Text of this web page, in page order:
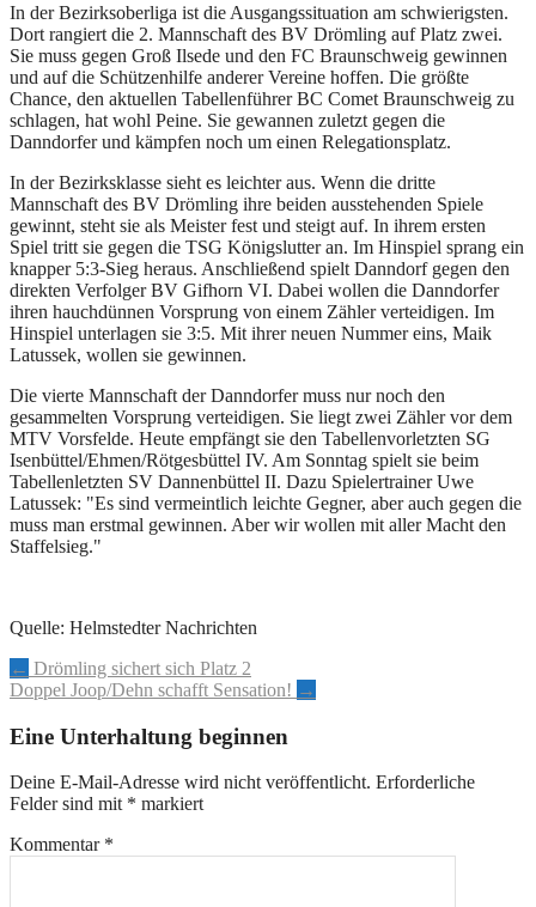
In der Bezirksoberliga ist die Ausgangssituation am schwierigsten.
Dort rangiert die 2. Mannschaft des BV Drömling auf Platz zwei.
Sie muss gegen Groß Ilsede und den FC Braunschweig gewinnen
und auf die Schützenhilfe anderer Vereine hoffen. Die größte
Chance, den aktuellen Tabellenführer BC Comet Braunschweig zu
schlagen, hat wohl Peine. Sie gewannen zuletzt gegen die
Danndorfer und kämpfen noch um einen Relegationsplatz.
In der Bezirksklasse sieht es leichter aus. Wenn die dritte
Mannschaft des BV Drömling ihre beiden ausstehenden Spiele
gewinnt, steht sie als Meister fest und steigt auf. In ihrem ersten
Spiel tritt sie gegen die TSG Königslutter an. Im Hinspiel sprang ein
knapper 5:3-Sieg heraus. Anschließend spielt Danndorf gegen den
direkten Verfolger BV Gifhorn VI. Dabei wollen die Danndorfer
ihren hauchdünnen Vorsprung von einem Zähler verteidigen. Im
Hinspiel unterlagen sie 3:5. Mit ihrer neuen Nummer eins, Maik
Latussek, wollen sie gewinnen.
Die vierte Mannschaft der Danndorfer muss nur noch den
gesammelten Vorsprung verteidigen. Sie liegt zwei Zähler vor dem
MTV Vorsfelde. Heute empfängt sie den Tabellenvorletzten SG
Isenbüttel/Ehmen/Rötgesbüttel IV. Am Sonntag spielt sie beim
Tabellenletzten SV Dannenbüttel II. Dazu Spielertrainer Uwe
Latussek: "Es sind vermeintlich leichte Gegner, aber auch gegen die
muss man erstmal gewinnen. Aber wir wollen mit aller Macht den
Staffelsieg."
Quelle: Helmstedter Nachrichten
Artikel-
Navigation
← Drömling sichert sich Platz 2
Doppel Joop/Dehn schafft Sensation! →
Eine Unterhaltung beginnen
Deine E-Mail-Adresse wird nicht veröffentlicht. Erforderliche
Felder sind mit * markiert
Kommentar *